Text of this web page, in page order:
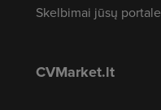
Skelbimai jūsų portale
CVMarket.lt